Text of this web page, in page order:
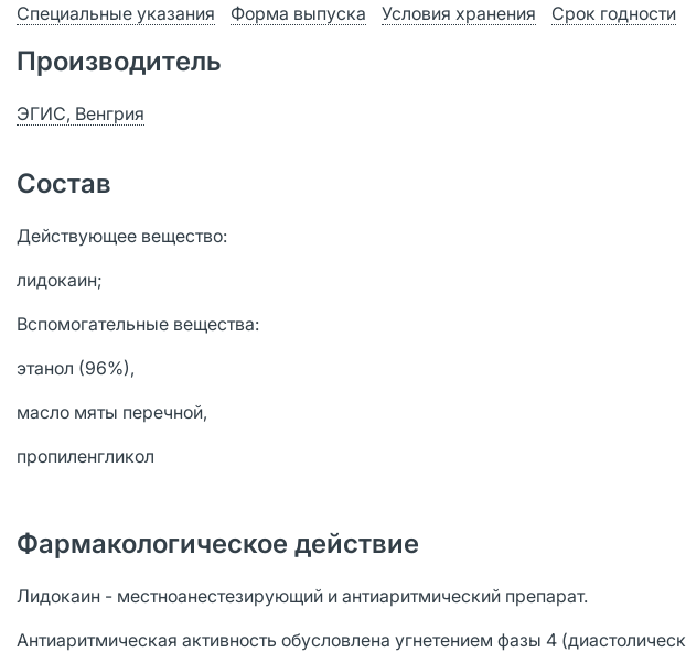
Специальные указания
Форма выпуска Условия хранения Срок годности
Производитель
ЭГИС, Венгрия
Состав
Действующее вещество:
лидокаин;
Вспомогательные вещества:
этанол (96%),
масло мяты перечной,
пропиленгликол
Фармакологическое действие
Лидокаин - местноанестезирующий и антиаритмический препарат.
Антиаритмическая активность обусловлена угнетением фазы 4